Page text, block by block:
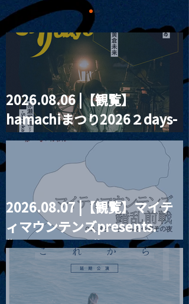
MoonRomantic
Channel1周年記念Live
2026.08.06 |【観覧】
hamachiまつり2026２days-
月見ル君想フ編②
2026.08.07 |【観覧】マイテ
ィマウンテンズpresents.
“HALL-IN-ONE”